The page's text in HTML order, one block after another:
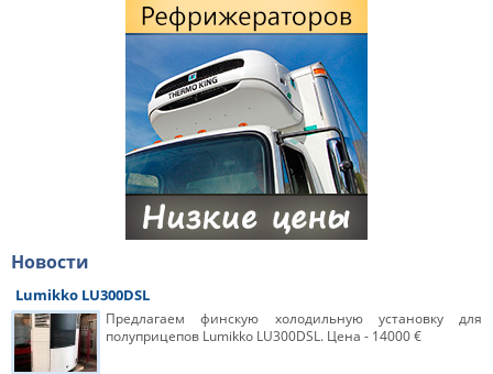
Новости
Lumikko LU300DSL
Предлагаем финскую холодильную установку для
полуприцепов Lumikko LU300DSL. Цена - 14000 €